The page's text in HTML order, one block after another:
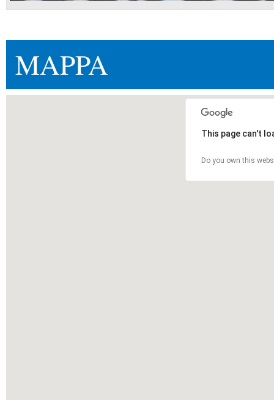
MAPPA
This page can't
Do you own this